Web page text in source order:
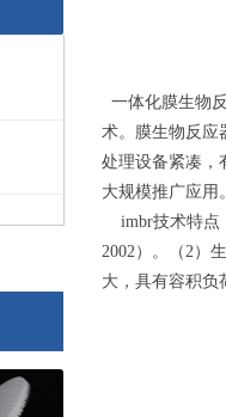
一体化膜生物
术。膜生物反应
处理设备紧凑，
大规模推广应用。
imbr技术特点
2002）。（2）
大，具有容积负